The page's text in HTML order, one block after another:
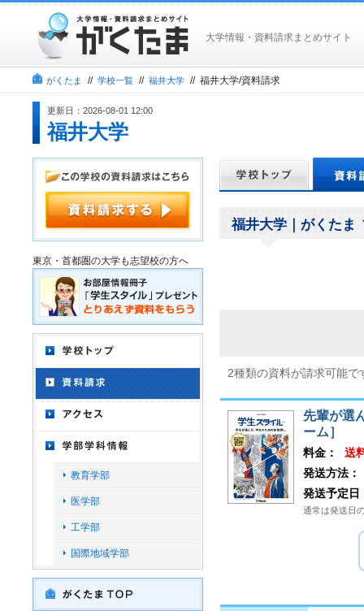
大学情報・資料請求まとめサイト
がくたま // 学校一覧 // 福井大学 // 福井大学/資料請求
更新日：2026-08-01 12:00
福井大学
福井大学｜がくたま
東京・首都圏の大学も志望校の方へ
教育学部
医学部
工学部
国際地域学部